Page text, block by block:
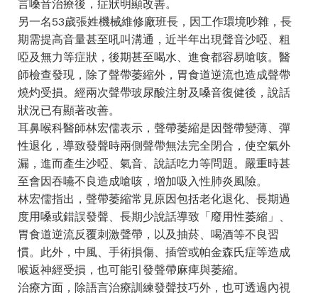
言嗓音治療後，症狀明顯改善。
另一名53歲張姓機械維修廠班長，因工作環境吵雜，長
期需提高音量甚至吼叫溝通，近半年出現聲音沙啞、粗
啞及無力等症狀，後期甚至喝水、進食都容易嗆咳。醫
師檢查發現，除了聲帶萎縮外，胃食道逆流也造成聲帶
燒灼受損。經兩次聲帶玻尿酸注射及嗓音復健後，說話
狀況已有顯著改善。
耳鼻喉科醫師林宏儒表示，聲帶萎縮是因聲帶變薄、彈
性退化，導致發聲時兩側聲帶無法完全閉合，使空氣外
漏，進而產生沙啞、氣音、說話吃力等問題。嚴重時甚
至會因吞嚥不良造成嗆咳，增加吸入性肺炎風險。
林宏儒指出，聲帶萎縮常見原因包括老化退化、長期過
度用嗓或錯誤發聲、長期少說話導致「廢用性萎縮」、
胃食道逆流反覆刺激聲帶，以及抽菸、喝酒等不良習
慣。此外，中風、手術損傷、插管或帕金森氏症等造成
喉返神經受損，也可能引發聲帶麻痺與萎縮。
治療方面，除語言治療訓練發聲技巧外，也可透過內視